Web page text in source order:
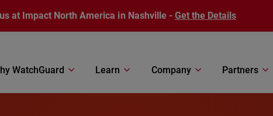
at Impact North America in Nashville - Get the Details
WatchGuard Learn Company Partners